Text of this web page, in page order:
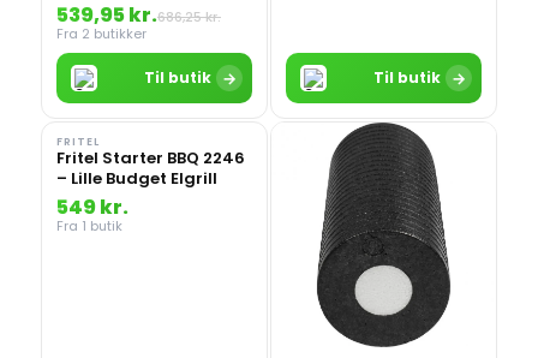
539,95 kr.686,25 kr.
Fra 2 butikker
Til butik → Til butik →
FRITEL
Fritel Starter BBQ 2246
– Lille Budget Elgrill
549 kr.
Fra 1 butik